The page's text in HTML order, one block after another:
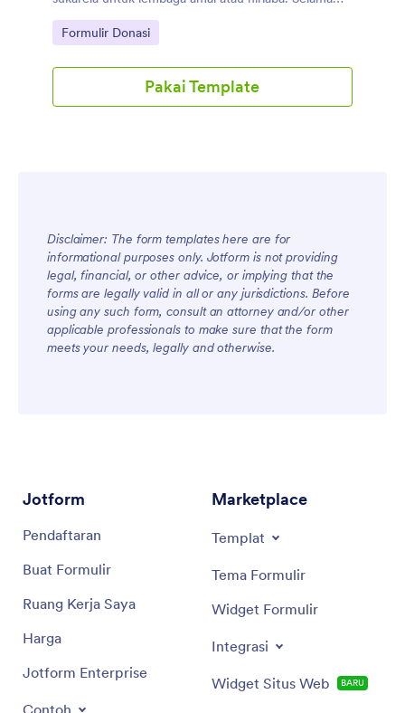
pandemi COVID-19, sangat penting untuk
mengorganisasi donasi dalam bentuk barang untuk
langsung — jadi tingkatkan jumlah audiens Anda dan
terima lebih banyak donasi daring dengan Formulir
Donasi Barang gratis ini.
Go to Category:
Formulir Donasi
Pakai Template
Disclaimer: The form templates here are for
informational purposes only. Jotform is not providing
legal, financial, or other advice, or implying that the
forms are legally valid in all or any jurisdictions. Before
using any such form, consult an attorney and/or other
applicable professionals to make sure that the form
meets your needs, legally and otherwise.
Jotform
Pendaftaran
Buat Formulir
Ruang Kerja Saya
Harga
Jotform Enterprise
Contoh
Marketplace
Templat
Tema Formulir
Widget Formulir
Integrasi
Widget Situs Web BARU